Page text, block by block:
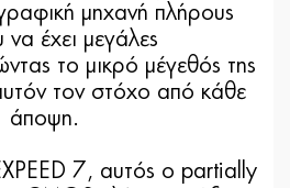
μηχανή πλήρους
έχει μεγάλες
το μικρό μέγεθός της
τον στόχο από κάθε
άποψη.
7, αυτός ο partially